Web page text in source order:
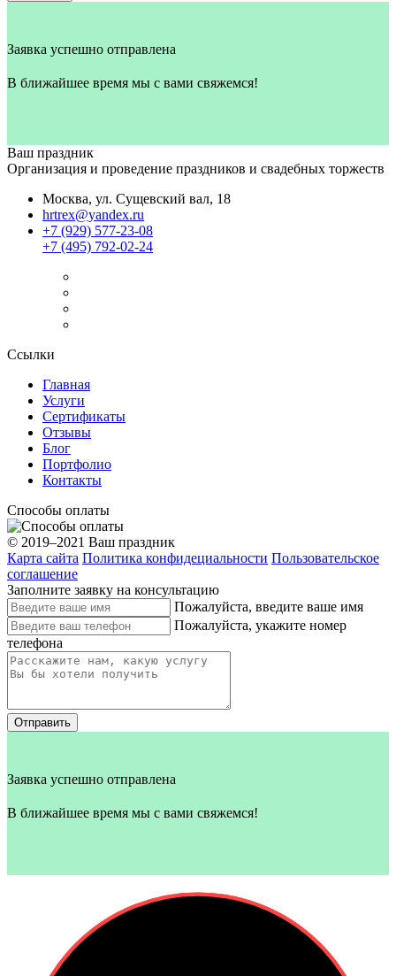
Заявка успешно отправлена
В ближайшее время мы с вами свяжемся!
Ваш праздник
Организация и проведение праздников и свадебных торжеств
Москва, ул. Сущевский вал, 18
hrtrex@yandex.ru
+7 (929) 577-23-08
+7 (495) 792-02-24
Ссылки
Главная
Услуги
Сертификаты
Отзывы
Блог
Портфолио
Контакты
Способы оплаты
© 2019–2021 Ваш праздник
Карта сайта Политика конфидециальности Пользовательское
соглашение
Заполните заявку на консультацию
Пожалуйста, введите ваше имя
Пожалуйста, укажите номер
телефона
Отправить
Заявка успешно отправлена
В ближайшее время мы с вами свяжемся!